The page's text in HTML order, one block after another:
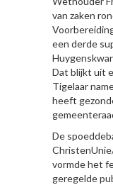
van zaken
een derde
Dat blijkt uit
Tigelaar
heeft
De
vormde het
geregelde